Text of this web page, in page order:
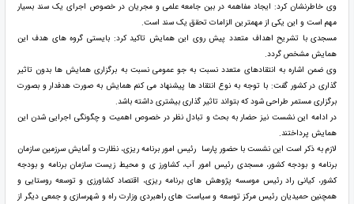
وی خاطرنشان کرد: ایجاد مفاهمه در بین جامعه علمی و مجریان در خصوص اجرای یک سند بسیار
مهم است و این یکی از مهمترین الزامات تحقق یک سند است.
مسجدی با تشریح اهداف متعدد پیش روی این همایش تاکید کرد: بایستی گروه های هدف این
همایش مشخص گردد.
وی ضمن اشاره به انتقادهای متعدد نسبت به جو عمومی نسبت به برگزاری همایش ها بدون تاثیر
گذاری در کشور گفت: با توجه به نوع انتقاد ها پیشنهاد می کنم همایش به صورت هدفدار و بصورت
برگزاری مستمر طراحی شود که بتواند تاثیر گذاری بیشتری داشته باشد.
در ادامه این نشست نیز حضار به بحث و تبادل نظر در خصوص اهمیت و چگونگی اجرایی شدن این
همایش پرداختند.
لازم به ذکر است این نشست با حضور پارسا رئیس امور برنامه ریزی، نظارت و آمایش سرزمین سازمان
برنامه و بودجه کشور، مسجدی رئیس امور آب، کشاورز ی و محیط زیست سازمان برنامه و بودجه
کشور، کیانی راد رئیس موسسه پژوهش های برنامه ریزی، اقتصاد کشاورزی و توسعه روستایی و
همچنین حمیدیان رئیس مرکز توسعه و سیاست های راهبردی وزارت راه و شهرسازی و جمعی دیگر از